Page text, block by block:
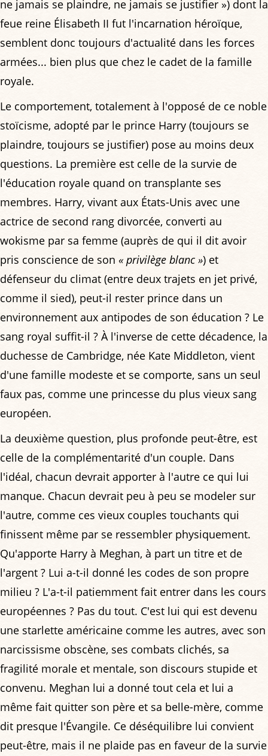
ne jamais se plaindre, ne jamais se justifier ») dont la
feue reine Élisabeth II fut l'incarnation héroïque,
semblent donc toujours d'actualité dans les forces
armées... bien plus que chez le cadet de la famille
royale.
Le comportement, totalement à l'opposé de ce noble
stoïcisme, adopté par le prince Harry (toujours se
plaindre, toujours se justifier) pose au moins deux
questions. La première est celle de la survie de
l'éducation royale quand on transplante ses
membres. Harry, vivant aux États-Unis avec une
actrice de second rang divorcée, converti au
wokisme par sa femme (auprès de qui il dit avoir
pris conscience de son « privilège blanc ») et
défenseur du climat (entre deux trajets en jet privé,
comme il sied), peut-il rester prince dans un
environnement aux antipodes de son éducation ? Le
sang royal suffit-il ? À l'inverse de cette décadence, la
duchesse de Cambridge, née Kate Middleton, vient
d'une famille modeste et se comporte, sans un seul
faux pas, comme une princesse du plus vieux sang
européen.
La deuxième question, plus profonde peut-être, est
celle de la complémentarité d'un couple. Dans
l'idéal, chacun devrait apporter à l'autre ce qui lui
manque. Chacun devrait peu à peu se modeler sur
l'autre, comme ces vieux couples touchants qui
finissent même par se ressembler physiquement.
Qu'apporte Harry à Meghan, à part un titre et de
l'argent ? Lui a-t-il donné les codes de son propre
milieu ? L'a-t-il patiemment fait entrer dans les cours
européennes ? Pas du tout. C'est lui qui est devenu
une starlette américaine comme les autres, avec son
narcissisme obscène, ses combats clichés, sa
fragilité morale et mentale, son discours stupide et
convenu. Meghan lui a donné tout cela et lui a
même fait quitter son père et sa belle-mère, comme
dit presque l'Évangile. Ce déséquilibre lui convient
peut-être, mais il ne plaide pas en faveur de la survie